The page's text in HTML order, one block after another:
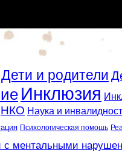
Дети и родители
Инклюзия
НКО Наука и
Психологическая помощь
с ментальными